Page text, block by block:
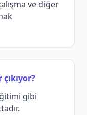
ve diğer
gibi